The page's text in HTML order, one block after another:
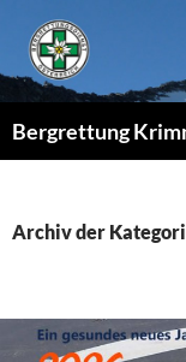
Inhalt
springen
Bergrettung
Archiv der